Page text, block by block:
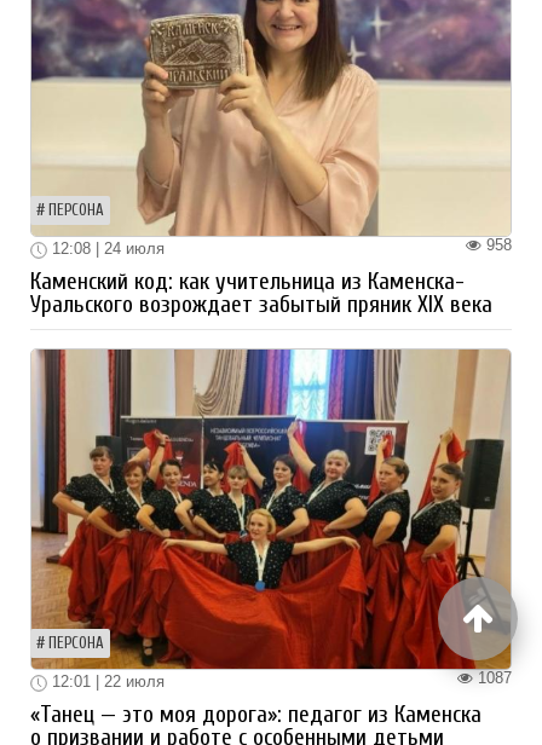
ПЕРСОНА
958
12:08 | 24 июля
Каменский код: как учительница из Каменска-
Уральского возрождает забытый пряник XIX века
ПЕРСОНА
1087
12:01 | 22 июля
«Танец — это моя дорога»: педагог из Каменска
о призвании и работе с особенными детьми